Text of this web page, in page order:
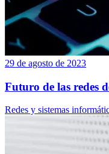
29 de agosto de 2023
Futuro de las redes
Redes y sistemas